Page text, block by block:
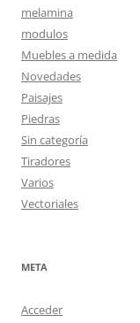
melamina
modulos
Muebles a medida
Novedades
Paisajes
Piedras
Sin categoría
Tiradores
Varios
Vectoriales
META
Acceder